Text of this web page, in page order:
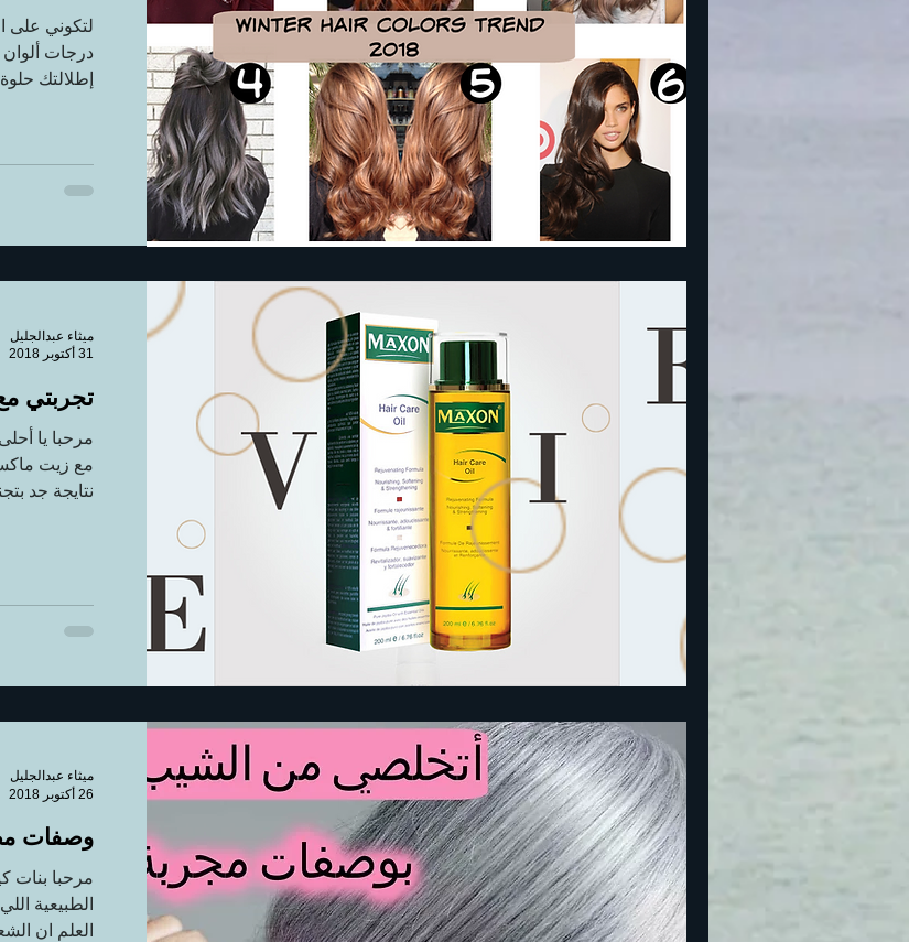
لتكوني
درجات
إطلالتك
ميثاء عبدالجليل
31 أكتوبر 2018
تجربتي
مرحبا يا
مع زيت
نتايجة جد
ميثاء عبدالجليل
26 أكتوبر 2018
وصفات
مرحبا بنات
الطبيعية
العلم ان